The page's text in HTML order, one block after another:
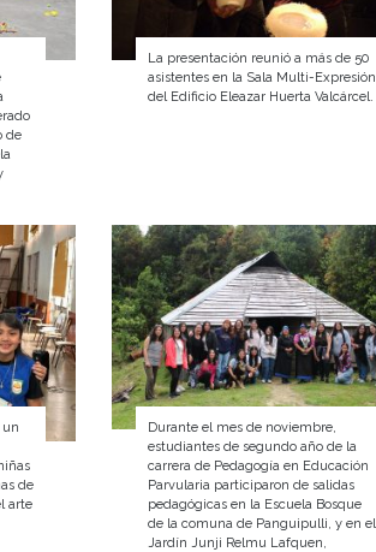
de
La presentación reunió a más de 50
asistentes en la Sala Multi-Expresión
del Edificio Eleazar Huerta Valcárcel.
un
de
arte
Durante el mes de noviembre,
estudiantes de segundo año de la
carrera de Pedagogía en Educación
Parvularia participaron de salidas
pedagógicas en la Escuela Bosque
de la comuna de Panguipulli, y en el
Jardín Junji Relmu Lafquen,